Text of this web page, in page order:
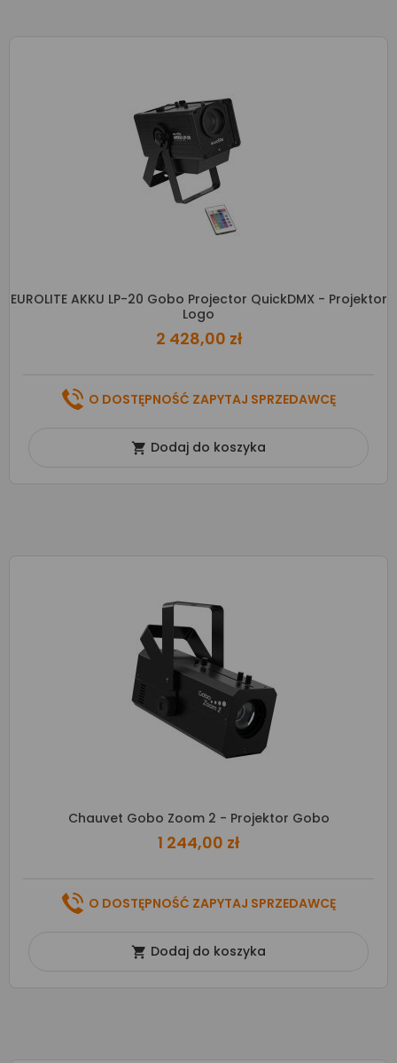
EUROLITE AKKU LP-20 Gobo Projector QuickDMX - Projektor
Logo
2 428,00 zł
O DOSTĘPNOŚĆ ZAPYTAJ SPRZEDAWCĘ
 Dodaj do koszyka
Chauvet Gobo Zoom 2 - Projektor Gobo
1 244,00 zł
O DOSTĘPNOŚĆ ZAPYTAJ SPRZEDAWCĘ
 Dodaj do koszyka